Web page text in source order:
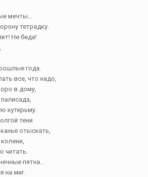
мечты…
тетрадку.
Не беда!
года.
все, что надо,
в дому,
кутерьму.
тени
отыскать,
читать.
пятна…
на миг.